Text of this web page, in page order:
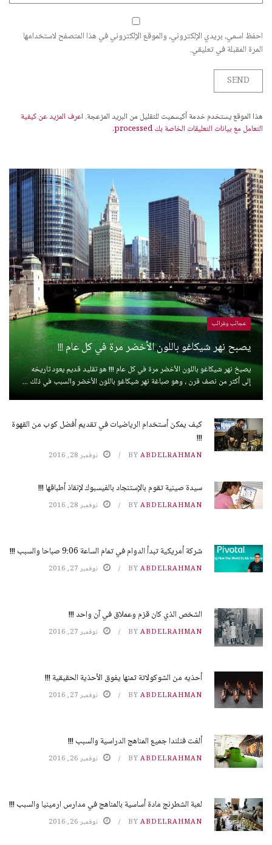
احفظ اسمي، بريدي الإلكتروني، والموقع الإلكتروني في هذا المتصفح لاستخدامها
المرة المقبلة في تعليقي.
هذا الموقع يستخدم خدمة أكيسميت للتقليل من البريد المزعجة.اعرف المزيد عن كيفية
التعامل مع بيانات التعليقات الخاصة بك processed
.
عجائب وغرائب
يصبح نهر شيكاغو باللون الأخضر مرة في كل عام !!!
يصبخ نهر شيكاغو باللون الأخضر مرة في كل عام !!! هو تقليد قديم يعود تاريخه
إلى أكثر من نصف قرن ، وهو صباغة نهر شيكاغو باللون الأخضر والسبب في ذلك ...
كيف يمكن أستخدام الرياضيات في تقديم أفضل كوب من القهوة
!!!
BY ABDELRAHMAN نوفمبر 28, 2016
سيدة صينية تقوم بالإستنجاد بالفيسبوك لإنقاذ أطباقها !!!
BY ABDELRAHMAN نوفمبر 28, 2016
شركة أمريكية تبدأ الدوام في تمام الساعة 9:06 صباحا والسبب !!!
BY ABDELRAHMAN نوفمبر 27, 2016
الشخص الذي كان قزم وعملاق في آن واحد !!!
BY ABDELRAHMAN نوفمبر 27, 2016
أحذيه من الشوكولاتة ثمنها يفوق الأحذية الحقيقية !!!
BY ABDELRAHMAN نوفمبر 27, 2016
ألغت فنلندا جميع المناهج الدراسية والسبب !!!
BY ABDELRAHMAN نوفمبر 26, 2016
لعبة الشطرنج مادة أساسية بالمناهج في مدارس ارمينيا والسبب !!!
BY ABDELRAHMAN نوفمبر 26, 2016